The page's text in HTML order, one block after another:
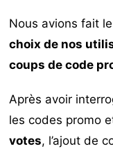
Nous avions fait
choix de nos
coups de code
Après avoir
les codes promo
votes, l’ajout de